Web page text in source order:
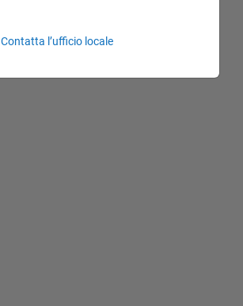
Contatta l’ufficio locale